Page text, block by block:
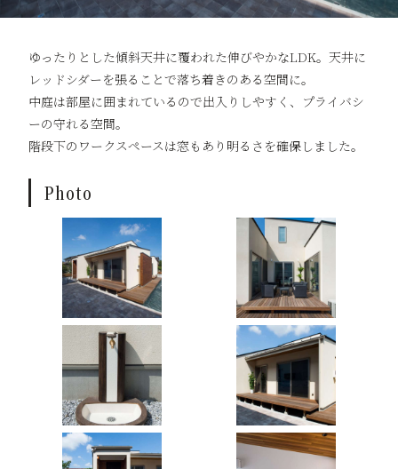
ゆったりとした傾斜天井に覆われた伸びやかなLDK。天井に
レッドシダーを張ることで落ち着きのある空間に。
中庭は部屋に囲まれているので出入りしやすく、プライバシ
ーの守れる空間。
階段下のワークスペースは窓もあり明るさを確保しました。
Photo